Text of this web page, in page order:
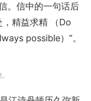
。信中的一句话后
，精益求精 （Do
possible）”。